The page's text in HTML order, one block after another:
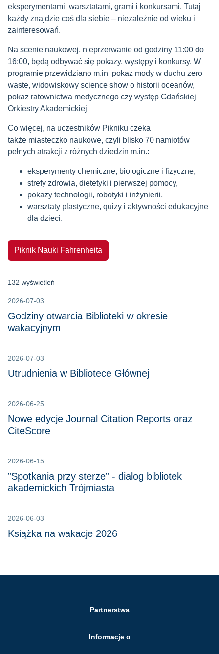
eksperymentami, warsztatami, grami i konkursami. Tutaj
każdy znajdzie coś dla siebie – niezależnie od wieku i
zainteresowań.
Na scenie naukowej, nieprzerwanie od godziny 11:00 do
16:00, będą odbywać się pokazy, występy i konkursy. W
programie przewidziano m.in. pokaz mody w duchu zero
waste, widowiskowy science show o historii oceanów,
pokaz ratownictwa medycznego czy występ Gdańskiej
Orkiestry Akademickiej.
Co więcej, na uczestników Pikniku czeka
także miasteczko naukowe, czyli blisko 70 namiotów
pełnych atrakcji z różnych dziedzin m.in.:
eksperymenty chemiczne, biologiczne i fizyczne,
strefy zdrowia, dietetyki i pierwszej pomocy,
pokazy technologii, robotyki i inżynierii,
warsztaty plastyczne, quizy i aktywności edukacyjne
dla dzieci.
Piknik Nauki Fahrenheita
132 wyświetleń
2026-07-03
Godziny otwarcia Biblioteki w okresie
wakacyjnym
2026-07-03
Utrudnienia w Bibliotece Głównej
2026-06-25
Nowe edycje Journal Citation Reports oraz
CiteScore
2026-06-15
”Spotkania przy sterze” - dialog bibliotek
akademickich Trójmiasta
2026-06-03
Książka na wakacje 2026
Partnerstwa
Informacje o